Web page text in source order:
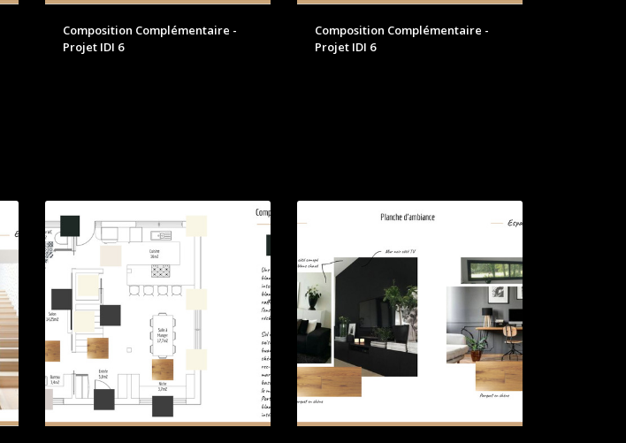
Composition Complémentaire -
Projet IDI 6
Composition Complémentaire -
Projet IDI 6